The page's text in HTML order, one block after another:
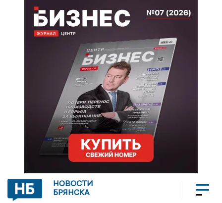
НОВОСТИ
БРЯНСКА